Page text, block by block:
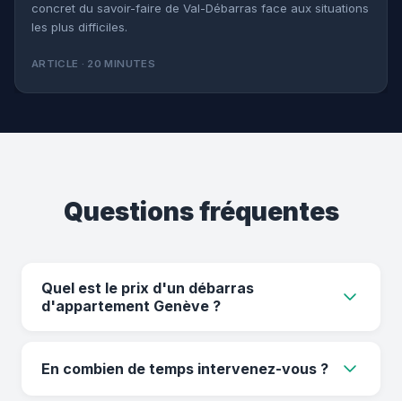
concret du savoir-faire de Val-Débarras face aux situations
les plus difficiles.
ARTICLE · 20 MINUTES
Questions fréquentes
Quel est le prix d'un débarras
d'appartement Genève ?
l'accès au logement et de la quantité de
En combien de temps intervenez-vous ?